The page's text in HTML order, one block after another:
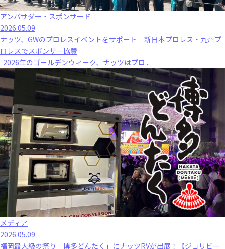
アンバサダー・スポンサード
2026.05.09
ナッツ、GWのプロレスイベントをサポート｜新日本プロレス・九州プ
ロレスでスポンサー協賛
2026年のゴールデンウィーク、ナッツはプロ...
メディア
2026.05.09
福岡最大級の祭り「博多どんたく」にナッツRVが出展！【ジョリビー